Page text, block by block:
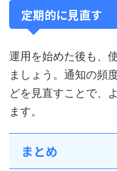
定期的に見直す
運用を始めた後も、
ましょう。通知の頻
どを見直すことで、
ます。
まとめ